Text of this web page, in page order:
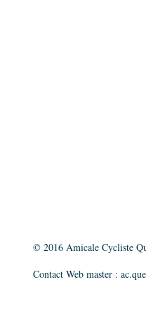
© 2016 Amicale Cycliste
Contact Web master :